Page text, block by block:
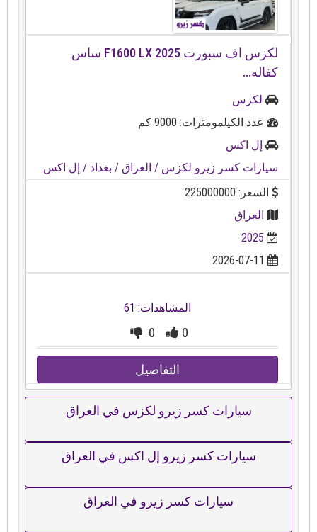
لكزس اف سبورت ⁦2025⁩ ⁦LX⁩ ⁦600⁩⁦F1⁩ ساس
كفاله...
لكزس
عدد الكيلمومترات: 9000 كم
إل اكس
سيارات كسر زيرو لكزس / العراق/ بغداد/ إل اكس
السعر: 225000000
العراق
2025
2026-07-11
المشاهدات: 61
0
0
التفاصيل
سيارات كسر زيرو لكزس في العراق
سيارات كسر زيرو إل اكس في العراق
سيارات كسر زيرو في العراق